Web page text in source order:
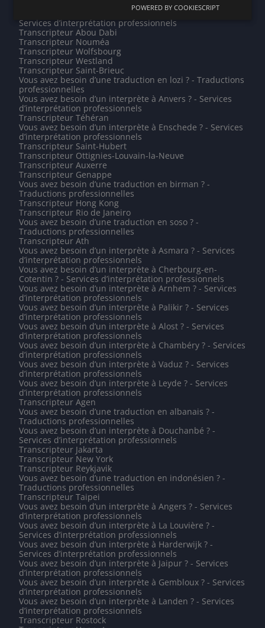
Services d’interprétation professionnels
Vous avez besoin d’un interprète à Grevenmacher ? -
Services d’interprétation professionnels
Transcripteur Abou Dabi
Transcripteur Nouméa
Transcripteur Wolfsbourg
Transcripteur Westland
Transcripteur Saint-Brieuc
Vous avez besoin d’une traduction en lozi ? - Traductions
professionnelles
Vous avez besoin d’un interprète à Anvers ? - Services
d’interprétation professionnels
Transcripteur Téhéran
Vous avez besoin d’un interprète à Enschede ? - Services
d’interprétation professionnels
Transcripteur Saint-Hubert
Transcripteur Ottignies-Louvain-la-Neuve
Transcripteur Auxerre
Transcripteur Genappe
Vous avez besoin d’une traduction en birman ? -
Traductions professionnelles
Transcripteur Hong Kong
Transcripteur Rio de Janeiro
Vous avez besoin d’une traduction en soso ? -
Traductions professionnelles
Transcripteur Ath
Vous avez besoin d’un interprète à Asmara ? - Services
d’interprétation professionnels
Vous avez besoin d’un interprète à Cherbourg-en-
Cotentin ? - Services d’interprétation professionnels
Vous avez besoin d’un interprète à Arnhem ? - Services
d’interprétation professionnels
Vous avez besoin d’un interprète à Palikir ? - Services
d’interprétation professionnels
Vous avez besoin d’un interprète à Alost ? - Services
d’interprétation professionnels
Vous avez besoin d’un interprète à Chambéry ? - Services
d’interprétation professionnels
Vous avez besoin d’un interprète à Vaduz ? - Services
d’interprétation professionnels
Vous avez besoin d’un interprète à Leyde ? - Services
d’interprétation professionnels
Transcripteur Agen
Vous avez besoin d’une traduction en albanais ? -
Traductions professionnelles
Vous avez besoin d’un interprète à Douchanbé ? -
Services d’interprétation professionnels
Transcripteur Jakarta
Transcripteur New York
Transcripteur Reykjavik
Vous avez besoin d’une traduction en indonésien ? -
Traductions professionnelles
Transcripteur Taipei
Vous avez besoin d’un interprète à Angers ? - Services
d’interprétation professionnels
Vous avez besoin d’un interprète à La Louvière ? -
Services d’interprétation professionnels
Vous avez besoin d’un interprète à Harderwijk ? -
Services d’interprétation professionnels
Vous avez besoin d’un interprète à Jaipur ? - Services
d’interprétation professionnels
Vous avez besoin d’un interprète à Gembloux ? - Services
d’interprétation professionnels
Vous avez besoin d’un interprète à Landen ? - Services
d’interprétation professionnels
Transcripteur Rostock
POWERED BY COOKIESCRIPT